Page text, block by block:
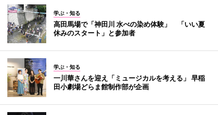
学ぶ・知る
高田馬場で「神田川 水べの染め体験」 「いい夏
休みのスタート」と参加者
学ぶ・知る
一川華さんを迎え「ミュージカルを考える」 早稲
田小劇場どらま館制作部が企画